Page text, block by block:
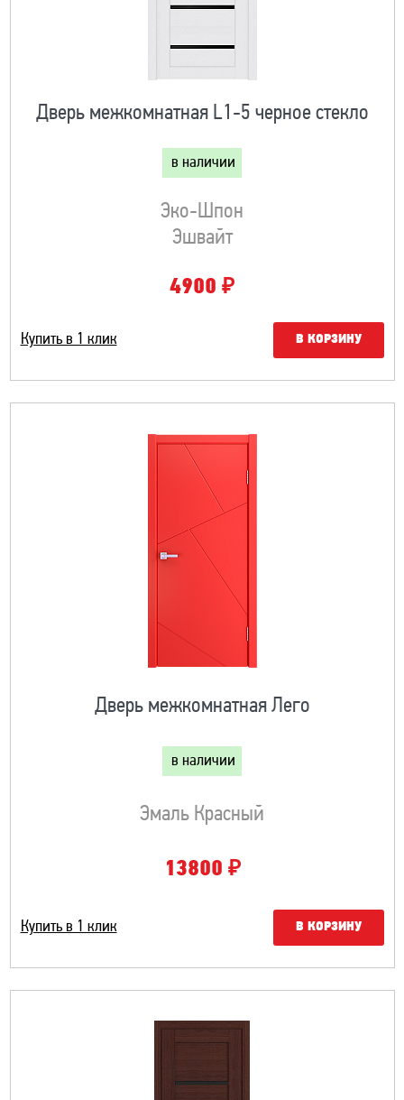
Дверь межкомнатная L1-5 черное стекло
в наличии
Эко-Шпон
Эшвайт
4900 ₽
Купить в 1 клик В КОРЗИНУ
Дверь межкомнатная Лего
в наличии
Эмаль Красный
13800 ₽
Купить в 1 клик В КОРЗИНУ